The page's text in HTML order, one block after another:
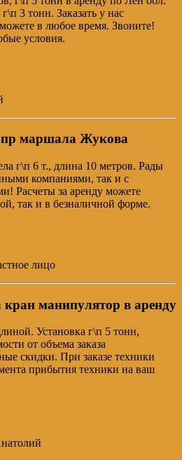
3 тонн. Заказать у нас
в любое время. Звоните!
условия.
пр маршала Жукова
г\п 6 т., длина 10 метров. Рады
компаниями, так и с
Расчеты за аренду можете
так и в безналичной форме.
лицо
манипулятор в аренду
Установка г\п 5 тонн,
от объема заказа
скидки. При заказе техники
прибытия техники на ваш